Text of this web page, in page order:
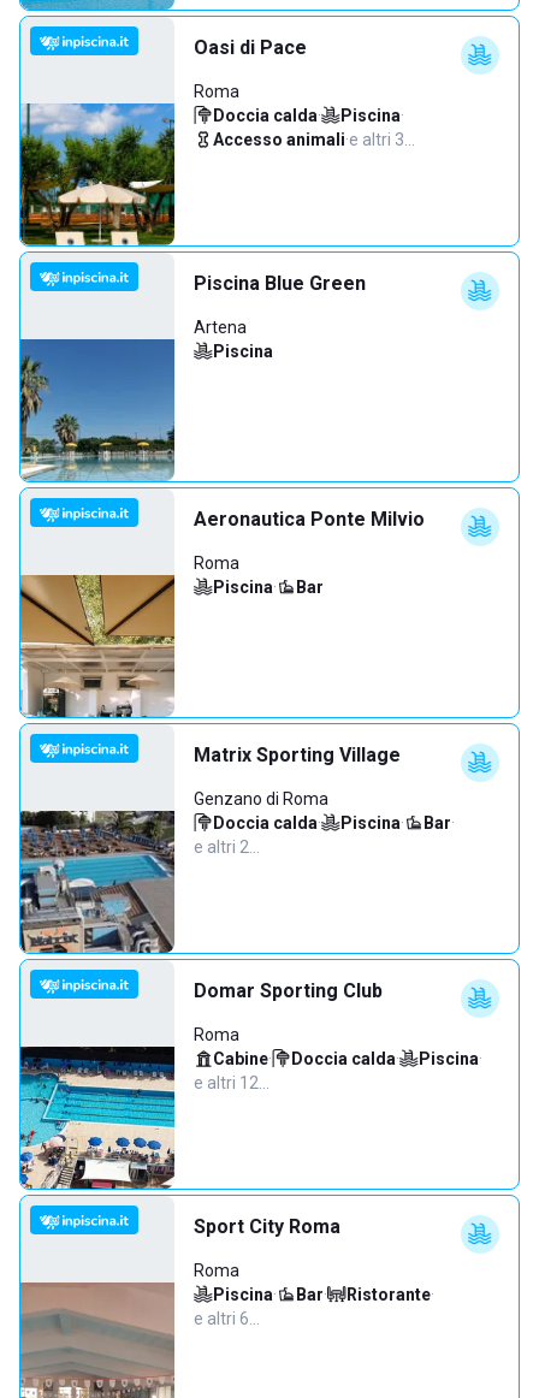
Oasi di Pace
Roma
Doccia calda· Piscina·
Accesso animali·e altri 3…
Piscina Blue Green
Artena
Piscina
Aeronautica Ponte Milvio
Roma
Piscina· Bar
Matrix Sporting Village
Genzano di Roma
Doccia calda· Piscina· Bar·
e altri 2…
Domar Sporting Club
Roma
Cabine· Doccia calda· Piscina·
e altri 12…
Sport City Roma
Roma
Piscina· Bar· Ristorante·
e altri 6…